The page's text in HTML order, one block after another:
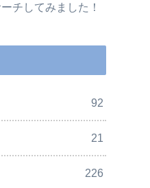
チしてみました！
92
21
226